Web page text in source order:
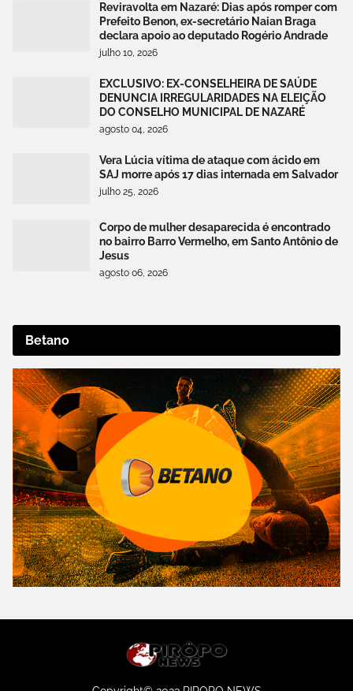
Reviravolta em Nazaré: Dias após romper com
Prefeito Benon, ex-secretário Naian Braga
declara apoio ao deputado Rogério Andrade
julho 10, 2026
EXCLUSIVO: EX-CONSELHEIRA DE SAÚDE
DENUNCIA IRREGULARIDADES NA ELEIÇÃO
DO CONSELHO MUNICIPAL DE NAZARÉ
agosto 04, 2026
Vera Lúcia vítima de ataque com ácido em
SAJ morre após 17 dias internada em Salvador
julho 25, 2026
Corpo de mulher desaparecida é encontrado
no bairro Barro Vermelho, em Santo Antônio de
Jesus
agosto 06, 2026
Betano